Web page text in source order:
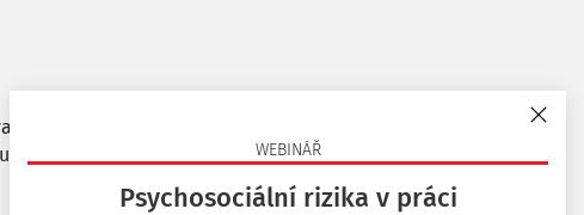
WEBINÁŘ
Psychosociální rizika v práci
ČR. Hlavní
veřejného zdraví,